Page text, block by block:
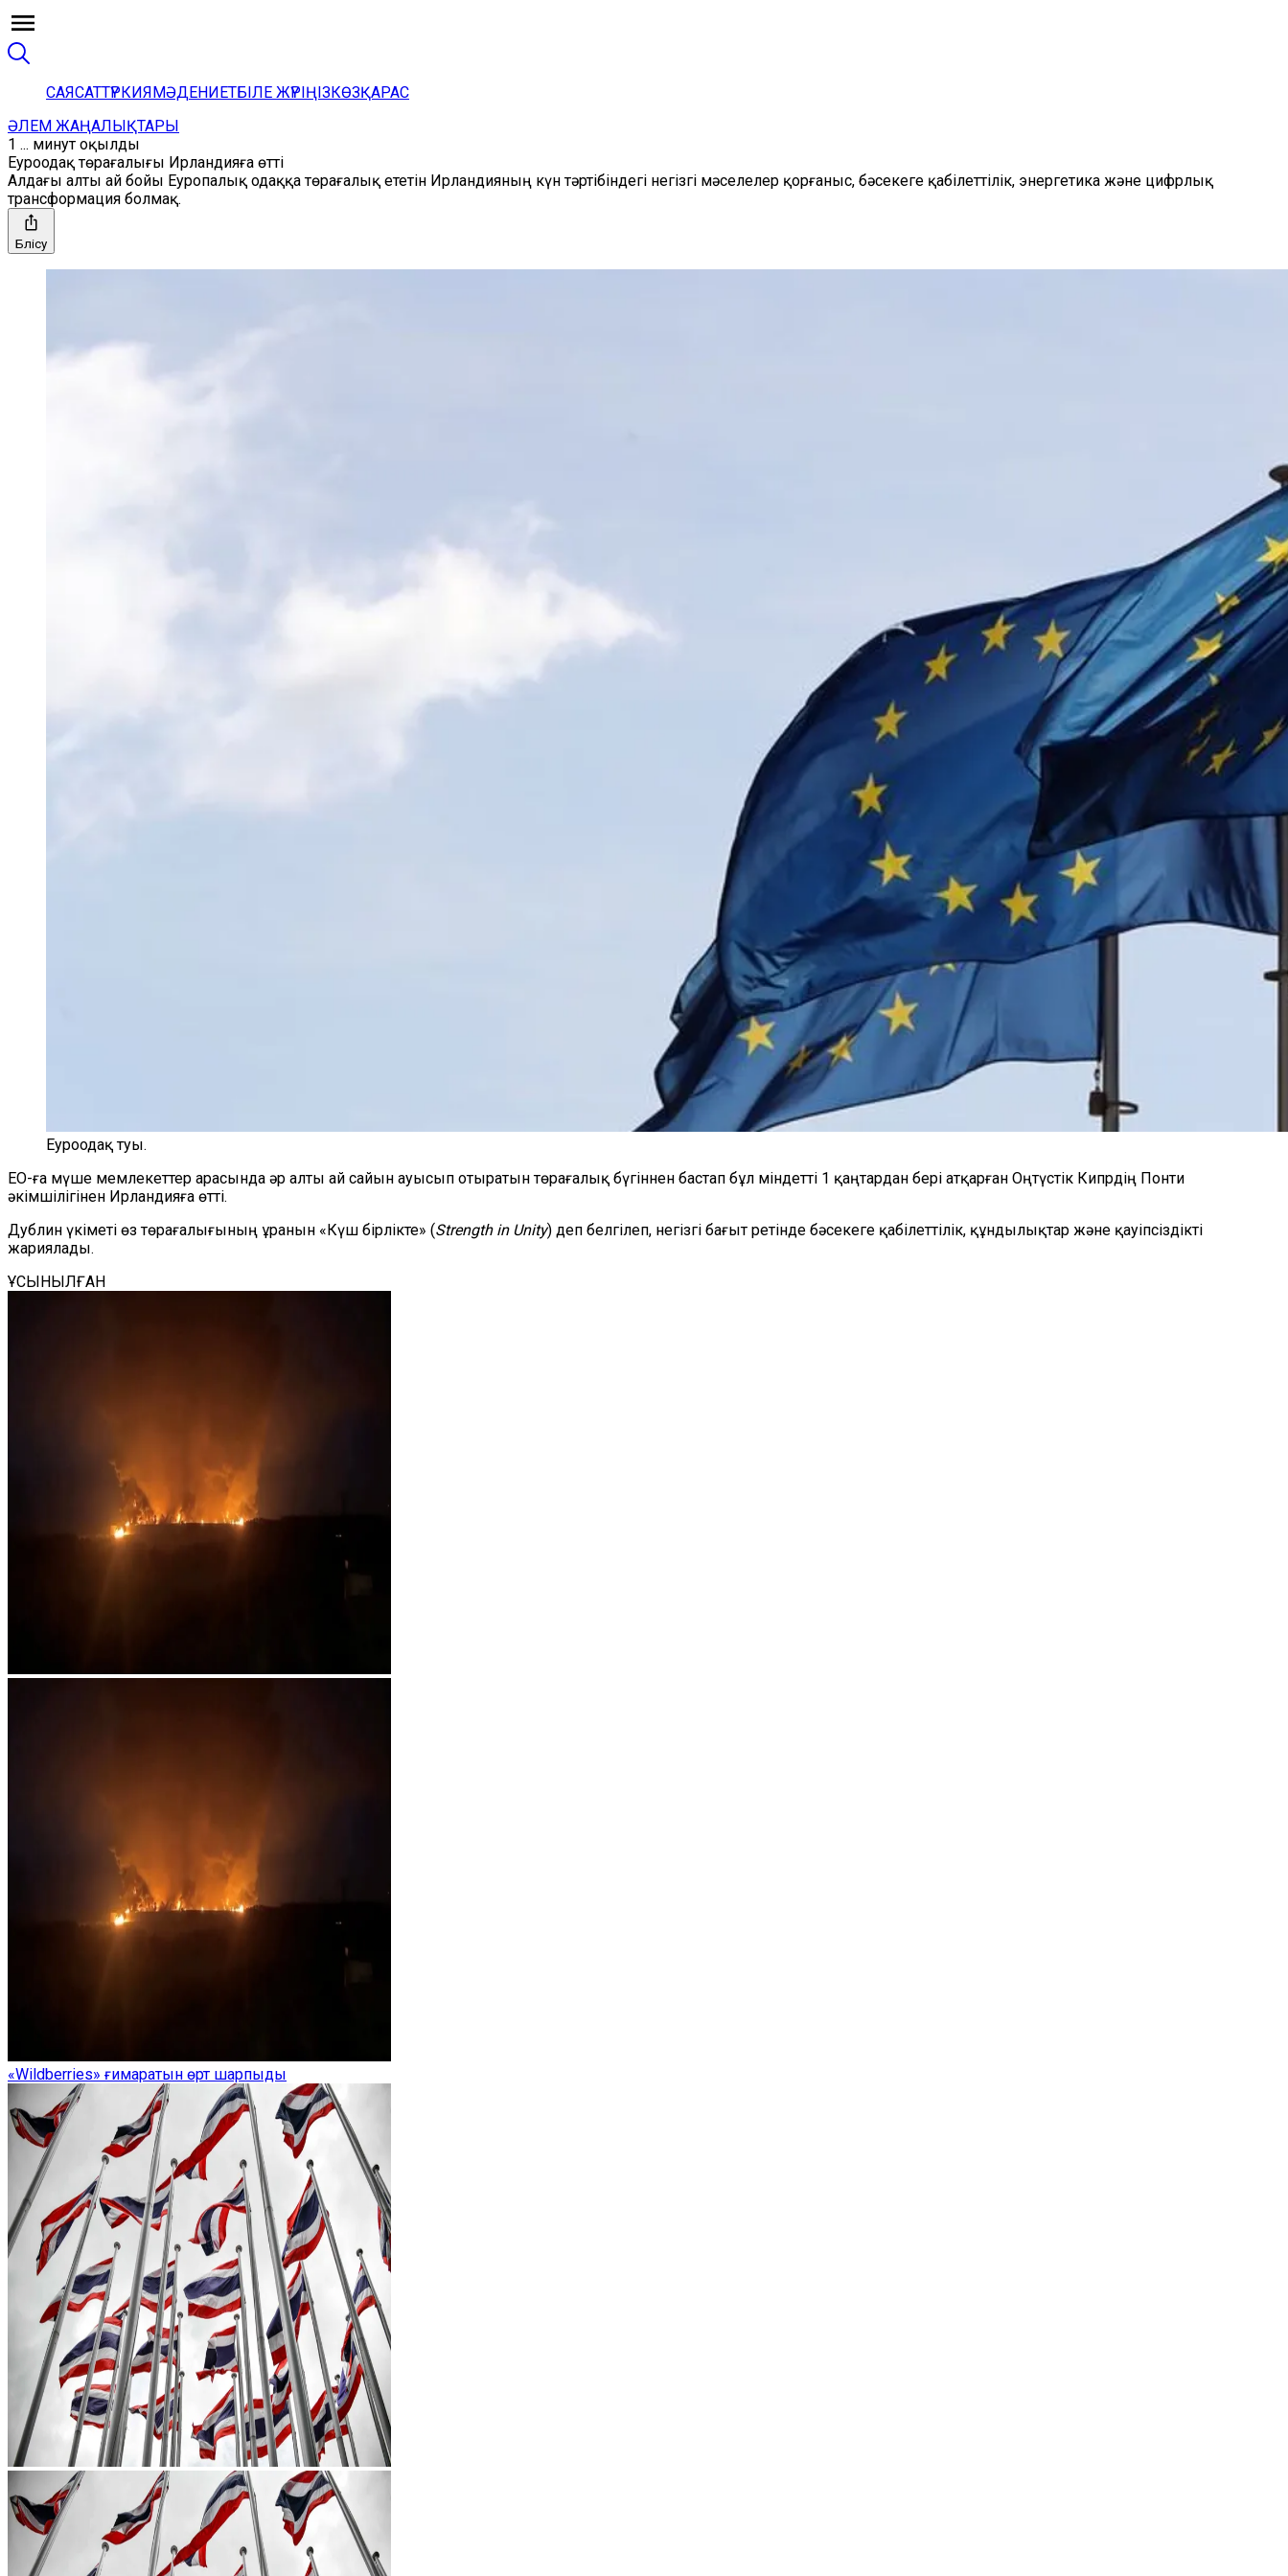
САЯСАТТҮРКИЯМӘДЕНИЕТБІЛЕ ЖҮРІҢІЗКӨЗҚАРАС
ӘЛЕМ ЖАҢАЛЫҚТАРЫ
1 ... минут оқылды
Еуроодақ төрағалығы Ирландияға өтті
Алдағы алты ай бойы Еуропалық одаққа төрағалық ететін Ирландияның күн тәртібіндегі негізгі мәселелер қорғаныс, бәсекеге қабілеттілік, энергетика және цифрлық
трансформация болмақ.
Бөлісу
Еуроодақ туы.
ЕО-ға мүше мемлекеттер арасында әр алты ай сайын ауысып отыратын төрағалық бүгіннен бастап бұл міндетті 1 қаңтардан бері атқарған Оңтүстік Кипрдің Понти
әкімшілігінен Ирландияға өтті.
Дублин үкіметі өз төрағалығының ұранын «Күш бірлікте» (Strength in Unity) деп белгілеп, негізгі бағыт ретінде бәсекеге қабілеттілік, құндылықтар және қауіпсіздікті
жариялады.
ҰСЫНЫЛҒАН
«Wildberries» ғимаратын өрт шарпыды